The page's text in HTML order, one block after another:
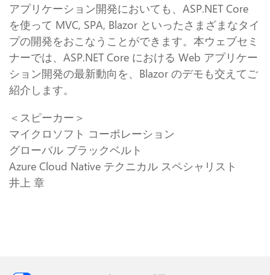
アプリケーション開発においても、ASP.NET Core
を使って MVC, SPA, Blazor といったさまざまなタイ
プの開発をおこなうことができます。本ウェブセミ
ナーでは、ASP.NET Core における Web アプリケー
ション開発の最新動向を、Blazor のデモも交えてご
紹介します。
＜スピーカー＞
マイクロソフト コーポレーション
グローバル ブラックベルト
Azure Cloud Native テクニカル スペシャリスト
井上 章